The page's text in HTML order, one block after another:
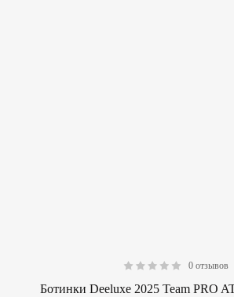
0 отзывов
Ботинки Deeluxe 2025 Team PRO